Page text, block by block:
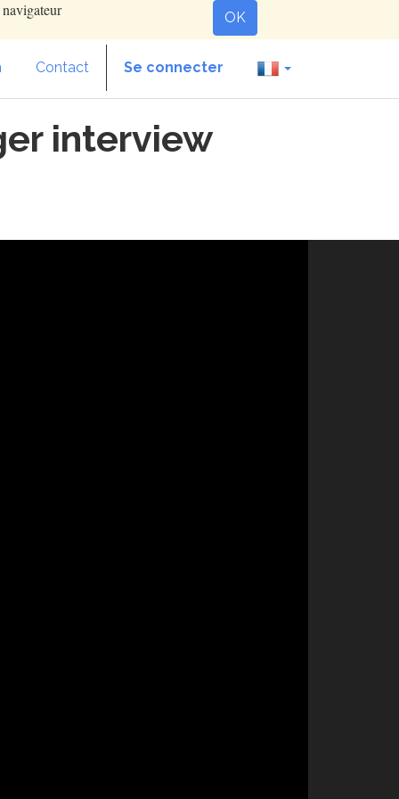
OK
Contact Se connecter
interview